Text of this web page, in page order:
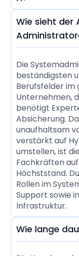
Wie sieht der
Die
beständigsten
Berufsfelder im
Unternehmen,
benötigt
Absicherung.
unaufhaltsam
verstärkt auf
umstellen, ist
Fachkräften
Höchststand.
Rollen im
Support sowie
Infrastruktur.
Wie lange